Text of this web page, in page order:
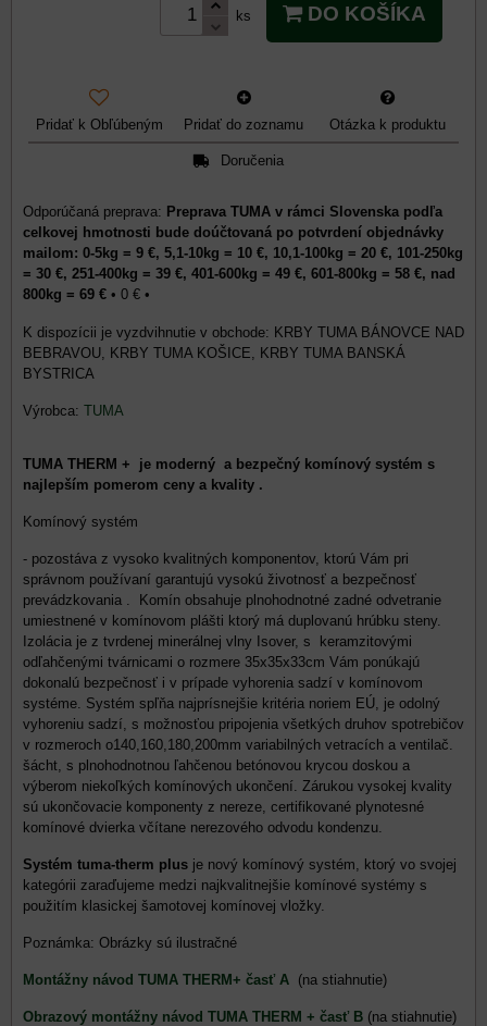
ks DO KOŠÍKA
Pridať k Obľúbeným Pridať do zoznamu Otázka k produktu
Doručenia
Preprava TUMA v rámci Slovenska podľa
celkovej hmotnosti bude doúčtovaná po potvrdení objednávky
mailom: 0-5kg = 9 €, 5,1-10kg = 10 €, 10,1-100kg = 20 €, 101-250kg
= 30 €, 251-400kg = 39 €, 401-600kg = 49 €, 601-800kg = 58 €, nad
800kg = 69 € • 0 € •
KRBY TUMA BÁNOVCE NAD
BEBRAVOU, KRBY TUMA KOŠICE, KRBY TUMA BANSKÁ
BYSTRICA
Výrobca: TUMA
TUMA THERM + je moderný a bezpečný komínový systém s
najlepším pomerom ceny a kvality .
Komínový systém
- pozostáva z vysoko kvalitných komponentov, ktorú Vám pri
správnom používaní garantujú vysokú životnosť a bezpečnosť
prevádzkovania . Komín obsahuje plnohodnotné zadné odvetranie
umiestnené v komínovom plášti ktorý má duplovanú hrúbku steny.
Izolácia je z tvrdenej minerálnej vlny Isover, s keramzitovými
odľahčenými tvárnicami o rozmere 35x35x33cm Vám ponúkajú
dokonalú bezpečnosť i v prípade vyhorenia sadzí v komínovom
systéme. Systém spľňa najprísnejšie kritéria noriem EÚ, je odolný
vyhoreniu sadzí, s možnosťou pripojenia všetkých druhov spotrebičov
v rozmeroch o140,160,180,200mm variabilných vetracích a ventilač.
šácht, s plnohodnotnou ľahčenou betónovou krycou doskou a
výberom niekoľkých komínových ukončení. Zárukou vysokej kvality
sú ukončovacie komponenty z nereze, certifikované plynotesné
komínové dvierka včítane nerezového odvodu kondenzu.
Systém tuma-therm plus je nový komínový systém, ktorý vo svojej
kategórii zaraďujeme medzi najkvalitnejšie komínové systémy s
použitím klasickej šamotovej komínovej vložky.
Poznámka: Obrázky sú ilustračné
Montážny návod TUMA THERM+ časť A (na stiahnutie)
Obrazový montážny návod TUMA THERM + časť B (na stiahnutie)